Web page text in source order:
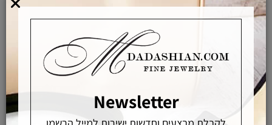
אפשרויות החלפה / החזרה
רכישה מאובטחת
Newsletter